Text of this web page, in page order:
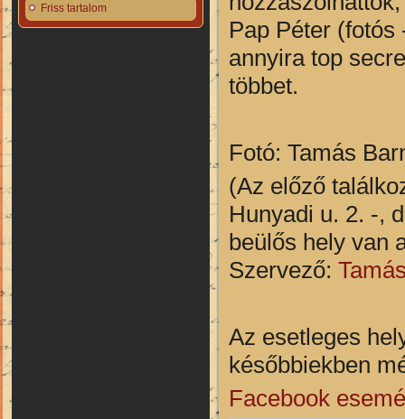
Friss tartalom
Pap Péter
annyira top
többet.
Fotó: Tamás
(Az előző
Hunyadi u. 2. -,
beülős hely van
Szervező:
Az esetleges
későbbiekben
Facebook